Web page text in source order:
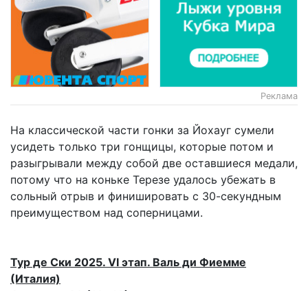
Реклама
На классической части гонки за Йохауг сумели
усидеть только три гонщицы, которые потом и
разыгрывали между собой две оставшиеся медали,
потому что на коньке Терезе удалось убежать в
сольный отрыв и финишировать с 30-секундным
преимуществом над соперницами.
Тур де Ски 2025. VI этап. Валь ди Фиемме
(Италия)